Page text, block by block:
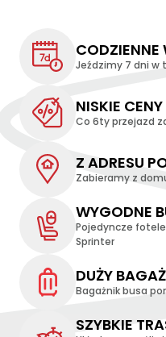
Jeździmy 7 dni w
NISKIE CENY
Co 6ty przejazd
Z ADRESU
Zabieramy z
WYGODNE
Pojedyncze
Sprinter
DUŻY
Bagażnik busa
SZYBKIE